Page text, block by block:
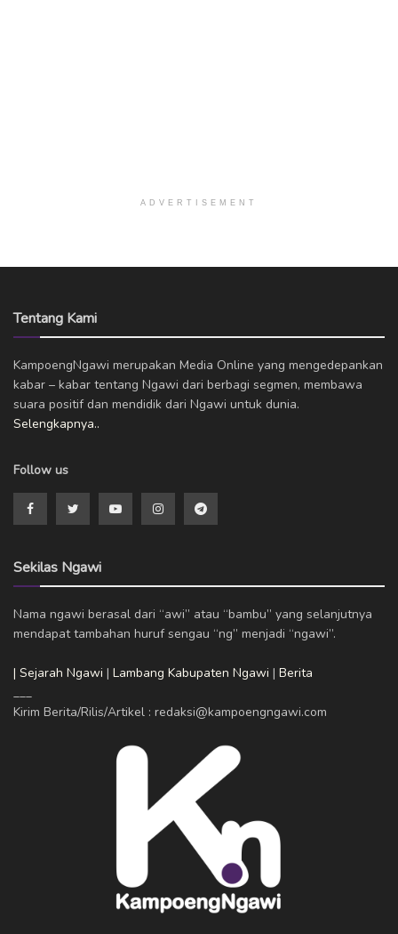
ADVERTISEMENT
Tentang Kami
KampoengNgawi merupakan Media Online yang mengedepankan
kabar – kabar tentang Ngawi dari berbagi segmen, membawa
suara positif dan mendidik dari Ngawi untuk dunia.
Selengkapnya..
Follow us
Sekilas Ngawi
Nama ngawi berasal dari “awi” atau “bambu” yang selanjutnya
mendapat tambahan huruf sengau “ng” menjadi “ngawi”.
| Sejarah Ngawi | Lambang Kabupaten Ngawi | Berita
Kirim Berita/Rilis/Artikel : redaksi@kampoengngawi.com